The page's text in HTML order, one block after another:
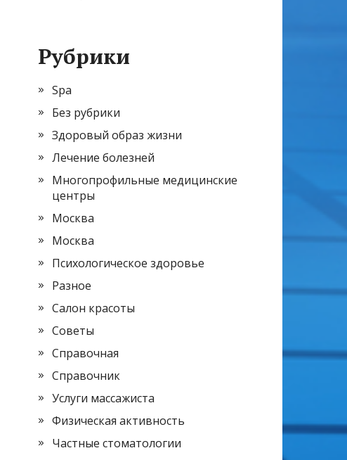
Рубрики
Spa
Без рубрики
Здоровый образ жизни
Лечение болезней
Многопрофильные медицинские
центры
Москва
Москва
Психологическое здоровье
Разное
Салон красоты
Советы
Справочная
Справочник
Услуги массажиста
Физическая активность
Частные стоматологии